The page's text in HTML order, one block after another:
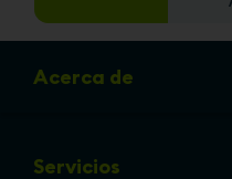
Preguntas frecuentes
Servicios
Información